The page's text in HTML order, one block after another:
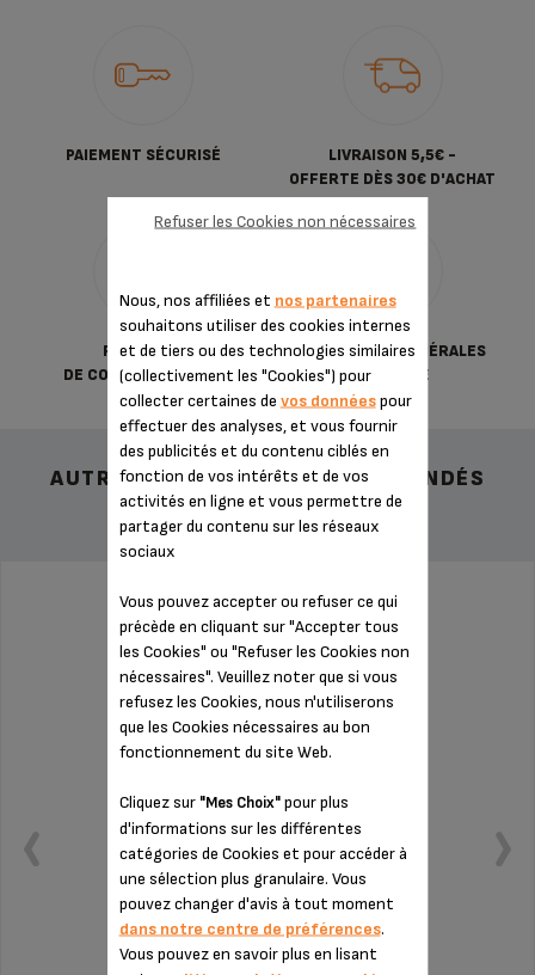
PAIEMENT SÉCURISÉ
LIVRAISON 5,5€ -
OFFERTE DÈS 30€ D'ACHAT
POLITIQUE
DE CONFIDENTIALITÉ
CONDITIONS GÉNÉRALES
DE VENTE
AUTRES ACCESSOIRES RECOMMANDÉS
FILTRE 2 TASSES SS-9100052760
Nous, nos affiliées et nos partenaires
souhaitons utiliser des cookies internes
et de tiers ou des technologies similaires
(collectivement les "Cookies") pour
collecter certaines de vos donnéespour
effectuer des analyses, et vous fournir
des publicités et du contenu ciblés en
fonction de vos intérêts et de vos
activités en ligne et vous permettre de
partager du contenu sur les réseaux
sociaux
Vous pouvez accepter ou refuser ce qui
précède en cliquant sur "Accepter tous
les Cookies" ou "Refuser les Cookies non
nécessaires". Veuillez noter que si vous
refusez les Cookies, nous n'utiliserons
que les Cookies nécessaires au bon
fonctionnement du site Web.
Cliquez sur "Mes Choix"pour plus
d'informations sur les différentes
catégories de Cookies et pour accéder à
une sélection plus granulaire. Vous
pouvez changer d'avis à tout moment
dans notre centre de préférences.
Vous pouvez en savoir plus en lisant
Refuser les Cookies non nécessaires